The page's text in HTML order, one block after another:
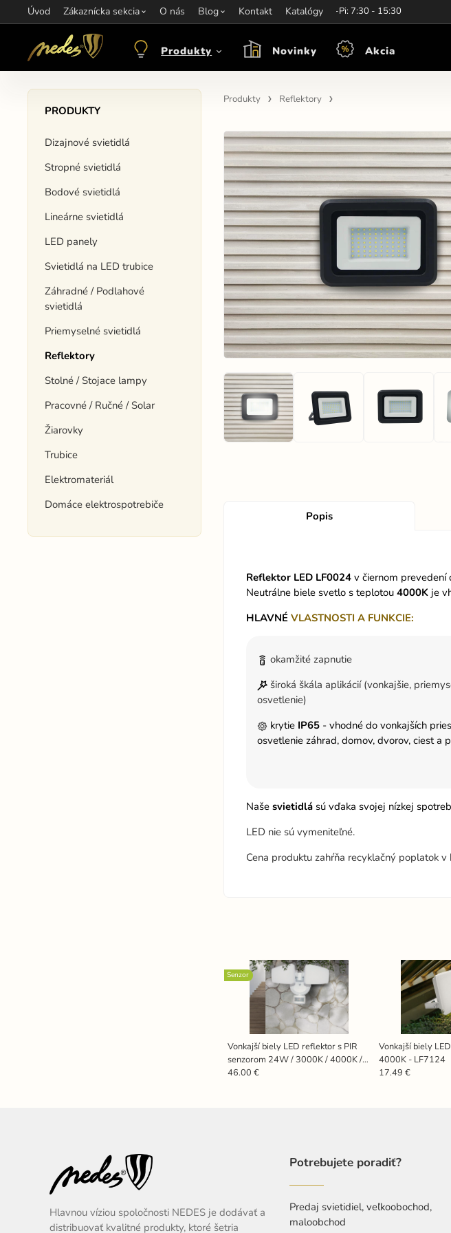
Úvod Zákaznícka sekcia O nás Blog Kontakt Katalógy
Informácie:info@nedes.sk Kontakt:+421 907 263 473Otváracie hodiny: Po-Pi: 7:30 - 15:30
Produkty Novinky Akcia
PRODUKTY
Dizajnové svietidlá
Stropné svietidlá
Bodové svietidlá
Lineárne svietidlá
LED panely
Svietidlá na LED trubice
Záhradné / Podlahové
svietidlá
Priemyselné svietidlá
Reflektory
Stolné / Stojace lampy
Pracovné / Ručné / Solar
Žiarovky
Trubice
Elektromateriál
Domáce elektrospotrebiče
Produkty Reflektory
Popis
Reflektor LED LF0024v čiernom prevedení
Neutrálne biele svetlo s teplotou 4000Kje
HLAVNÉ VLASTNOSTI A FUNKCIE:
okamžité zapnutie
široká škála aplikácií (vonkajšie,
osvetlenie)
krytie IP65- vhodné do vonkajších
osvetlenie záhrad, domov, dvorov, ciest a
Naše svietidlású vďaka svojej nízkej
LED nie sú vymeniteľné.
Cena produktu zahŕňa recyklačný poplatok
Vonkajší biely LED reflektor s PIR
senzorom 24W / 3000K / 4000K /
6000K - LFX125
Senzor
46.00 €
Vonkajší biely
4000K - LF7124
17.49 €
Hlavnou víziou spoločnosti NEDES je dodávať a
distribuovať kvalitné produkty, ktoré šetria
Potrebujete poradiť?
Predaj svietidiel, veľkoobochod,
maloobchod